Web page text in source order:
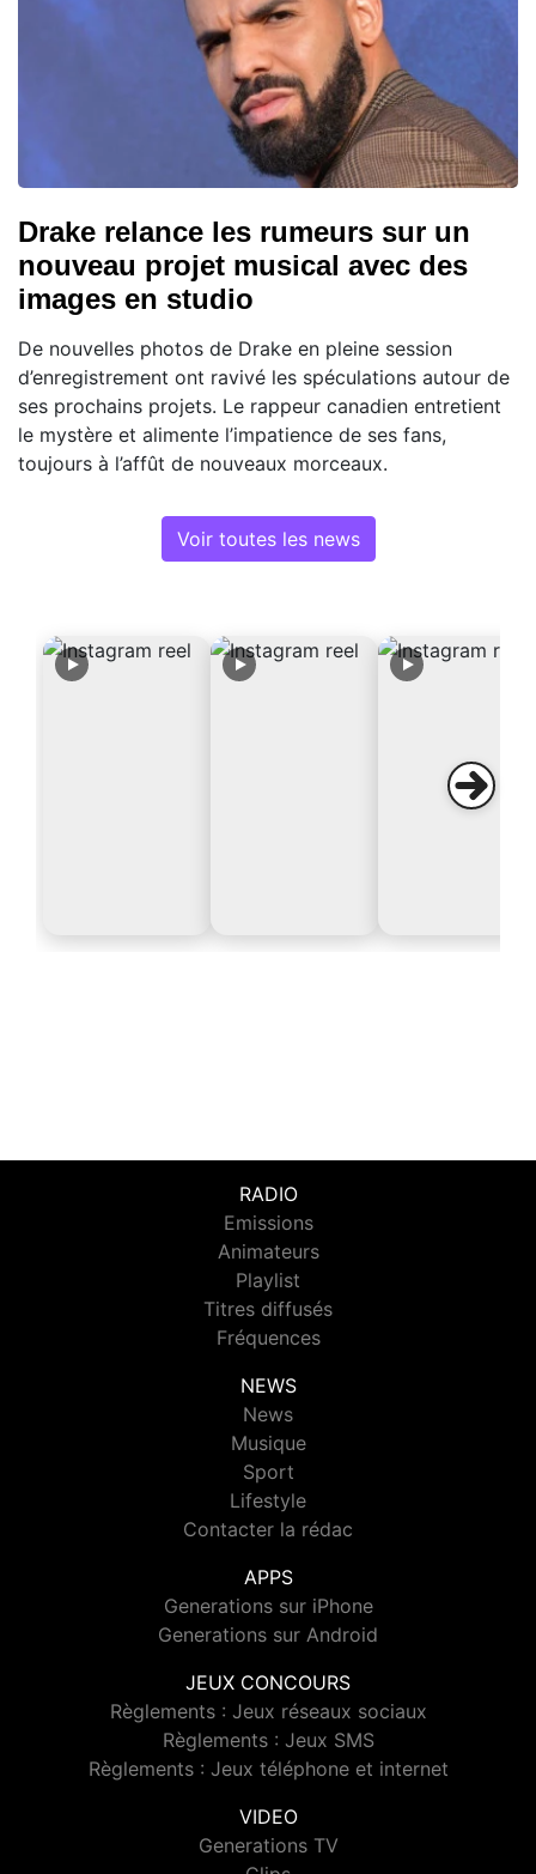
Drake relance les rumeurs sur un
nouveau projet musical avec des
images en studio
De nouvelles photos de Drake en pleine session
d’enregistrement ont ravivé les spéculations autour de
ses prochains projets. Le rappeur canadien entretient
le mystère et alimente l’impatience de ses fans,
toujours à l’affût de nouveaux morceaux.
Voir toutes les news
RADIO
Emissions
Animateurs
Playlist
Titres diffusés
Fréquences
NEWS
News
Musique
Sport
Lifestyle
Contacter la rédac
APPS
Generations sur iPhone
Generations sur Android
JEUX CONCOURS
Règlements : Jeux réseaux sociaux
Règlements : Jeux SMS
Règlements : Jeux téléphone et internet
VIDEO
Generations TV